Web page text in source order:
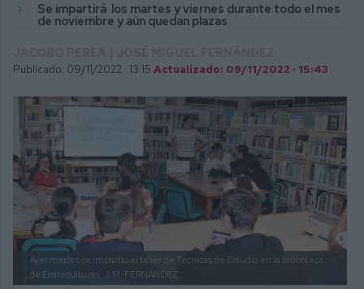
Se impartirá los martes y viernes durante todo el mes
de noviembre y aún quedan plazas
Publicado: 09/11/2022 · 13:15 Actualizado: 09/11/2022 · 15:43
Ayer martes se impartió el taller de Técnicas de Estudio en la biblioteca
de Entreculturas. J.M. FERNÁNDEZ.